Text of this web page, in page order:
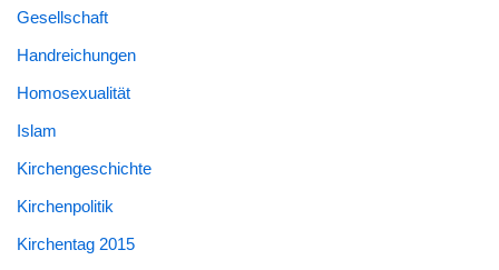
Gesellschaft
Handreichungen
Homosexualität
Islam
Kirchengeschichte
Kirchenpolitik
Kirchentag 2015